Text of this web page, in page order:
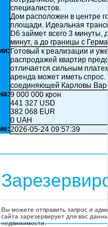
специалистов.
Дом расположен в центре
площади. Идеальная
D6 займет всего 3
минут, а до границы с
Готовый к реализации и
распродажей квартир
отличается сильным
аренда может иметь спрос.
соединяющей Карловы
9 000 000 крон
441 327 USD
382 068 EUR
0 UAH
2026-05-24 09:57:39
Вы можете отправить запрос и
сайта зарезервирует для вас
недвижимости.